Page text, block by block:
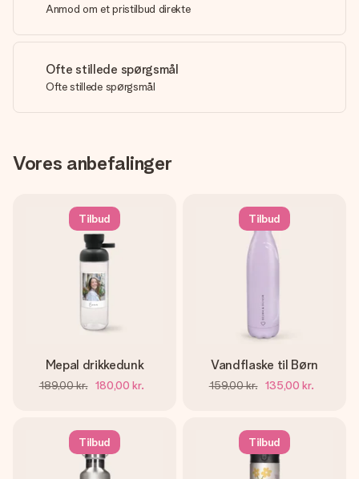
Anmod om et pristilbud direkte
Ofte stillede spørgsmål
Ofte stillede spørgsmål
Vores anbefalinger
Tilbud
Mepal drikkedunk
189,00 kr. 180,00 kr.
Tilbud
Vandflaske til Børn
159,00 kr. 135,00 kr.
Tilbud Tilbud